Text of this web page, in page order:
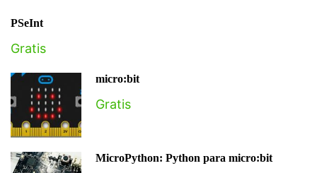
PSeInt
Gratis
micro:bit
Gratis
MicroPython: Python para micro:bit